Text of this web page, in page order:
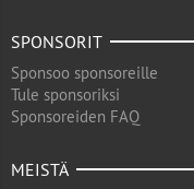
SPONSORIT
Sponsoo sponsoreille
Tule sponsoriksi
Sponsoreiden FAQ
MEISTÄ